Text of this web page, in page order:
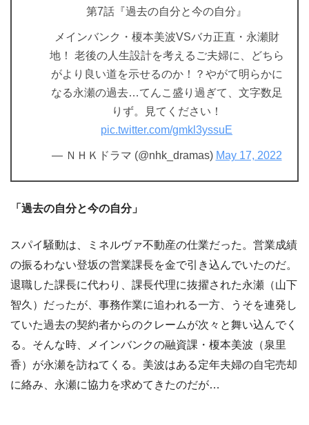
第7話『過去の自分と今の自分』
メインバンク・榎本美波VSバカ正直・永瀬財
地！ 老後の人生設計を考えるご夫婦に、どちら
がより良い道を示せるのか！？やがて明らかに
なる永瀬の過去…てんこ盛り過ぎて、文字数足
りず。見てください！
pic.twitter.com/gmkl3yssuE
— ＮＨＫドラマ (@nhk_dramas) May 17, 2022
「過去の自分と今の自分」
スパイ騒動は、ミネルヴァ不動産の仕業だった。営業成績
の振るわない登坂の営業課長を金で引き込んでいたのだ。
退職した課長に代わり、課長代理に抜擢された永瀬（山下
智久）だったが、事務作業に追われる一方、うそを連発し
ていた過去の契約者からのクレームが次々と舞い込んでく
る。そんな時、メインバンクの融資課・榎本美波（泉里
香）が永瀬を訪ねてくる。美波はある定年夫婦の自宅売却
に絡み、永瀬に協力を求めてきたのだが…